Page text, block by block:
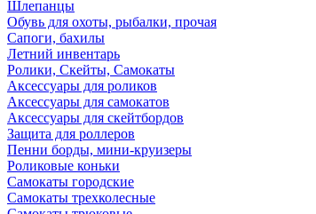
Шлепанцы
Обувь для охоты, рыбалки, прочая
Сапоги, бахилы
Летний инвентарь
Ролики, Скейты, Самокаты
Аксессуары для роликов
Аксессуары для самокатов
Аксессуары для скейтбордов
Защита для роллеров
Пенни борды, мини-круизеры
Роликовые коньки
Самокаты городские
Самокаты трехколесные